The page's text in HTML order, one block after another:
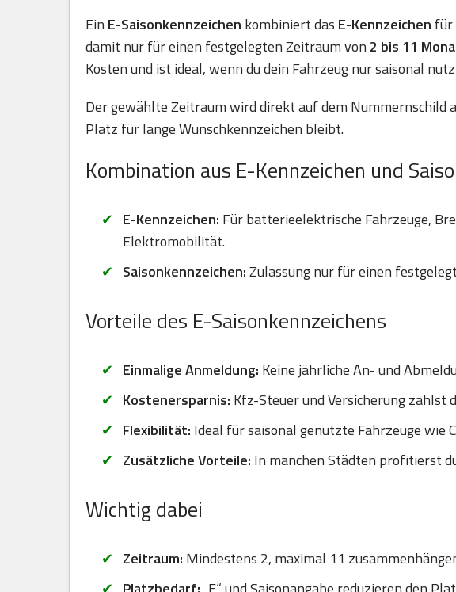
Ein E-Saisonkennzeichen kombiniert das E-Kennzeichen für
damit nur für einen festgelegten Zeitraum von 2 bis 11
Kosten und ist ideal, wenn du dein Fahrzeug nur saisonal
Der gewählte Zeitraum wird direkt auf dem Nummernschild
Platz für lange Wunschkennzeichen bleibt.
Kombination aus E-Kennzeichen und
E-Kennzeichen: Für batterieelektrische Fahrzeuge,
Elektromobilität.
Saisonkennzeichen:Zulassung nur für einen
Vorteile des E-Saisonkennzeichens
Einmalige Anmeldung: Keine jährliche An- und
Kostenersparnis: Kfz-Steuer und Versicherung
Flexibilität: Ideal für saisonal genutzte Fahrzeuge wie
Zusätzliche Vorteile: In manchen Städten profitierst
Wichtig dabei
Zeitraum: Mindestens 2, maximal 11